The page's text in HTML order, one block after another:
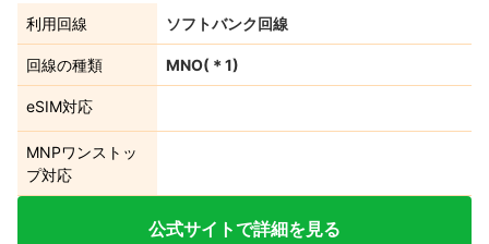
利用回線 ソフトバンク回線
回線の種類 MNO(＊1)
eSIM対応
MNPワンストッ
プ対応
公式サイトで詳細を見る